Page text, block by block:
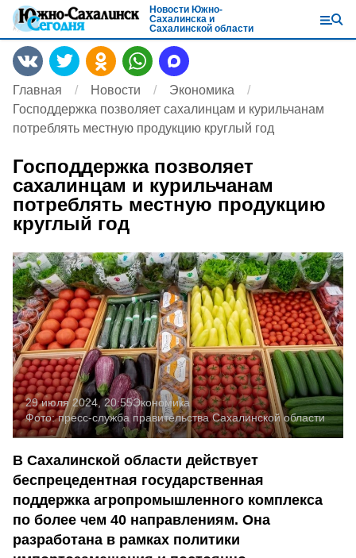
Новости Южно-
Сахалинска и
Сахалинской области
Главная Новости
Экономика
Господдержка позволяет сахалинцам и курильчанам
потреблять местную продукцию круглый год
Господдержка позволяет
сахалинцам и курильчанам
потреблять местную продукцию
круглый год
29 июля 2024, 20:55Экономика
Фото:пресс-служба правительства Сахалинской области
В Сахалинской области действует
беспрецедентная государственная
поддержка агропромышленного комплекса
по более чем 40 направлениям. Она
разработана в рамках политики